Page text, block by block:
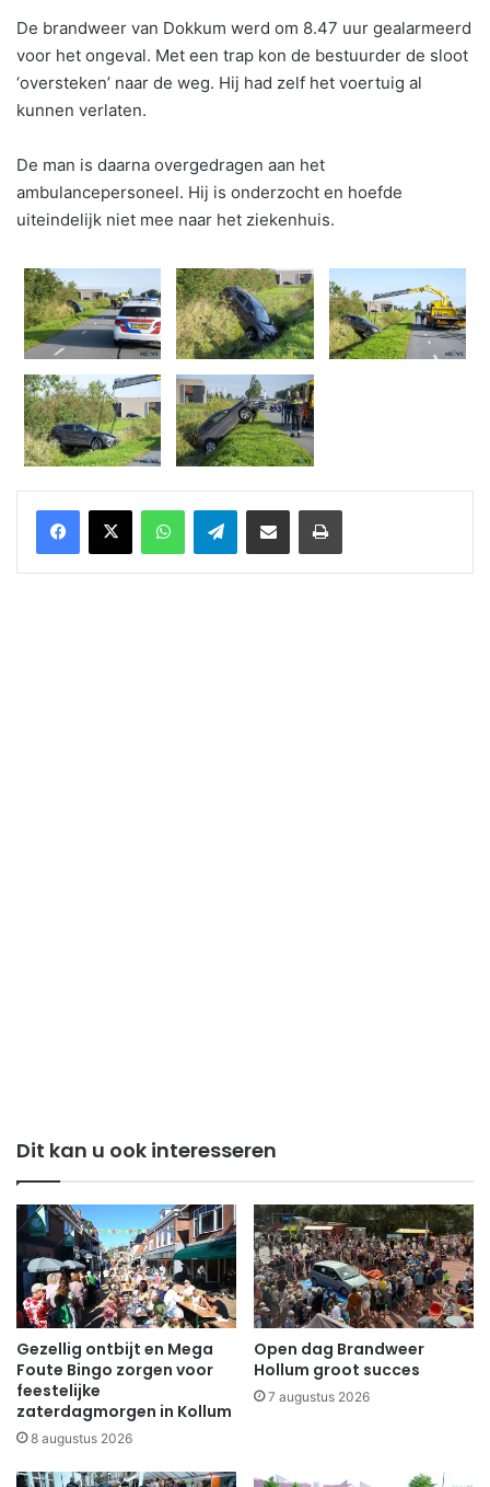
De brandweer van Dokkum werd om 8.47 uur gealarmeerd
voor het ongeval. Met een trap kon de bestuurder de sloot
‘oversteken’ naar de weg. Hij had zelf het voertuig al
kunnen verlaten.
De man is daarna overgedragen aan het
ambulancepersoneel. Hij is onderzocht en hoefde
uiteindelijk niet mee naar het ziekenhuis.
WhatsAppTelegramDelen via Email Print
Dit kan u ook interesseren
Gezellig ontbijt en Mega
Foute Bingo zorgen voor
feestelijke
zaterdagmorgen in Kollum
8 augustus 2026
Open dag Brandweer
Hollum groot succes
7 augustus 2026